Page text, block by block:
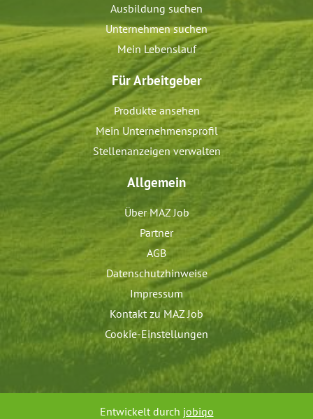
Ausbildung suchen
Unternehmen suchen
Mein Lebenslauf
Für Arbeitgeber
Produkte ansehen
Mein Unternehmensprofil
Stellenanzeigen verwalten
Allgemein
Über MAZ Job
Partner
AGB
Datenschutzhinweise
Impressum
Kontakt zu MAZ Job
Cookie-Einstellungen
Entwickelt durch jobiqo